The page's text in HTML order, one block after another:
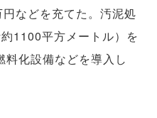
などを充てた。汚泥処
1100平方メートル）を
化設備などを導入し